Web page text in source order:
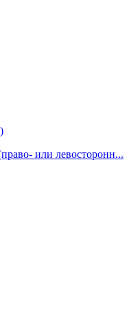
или левосторонн...